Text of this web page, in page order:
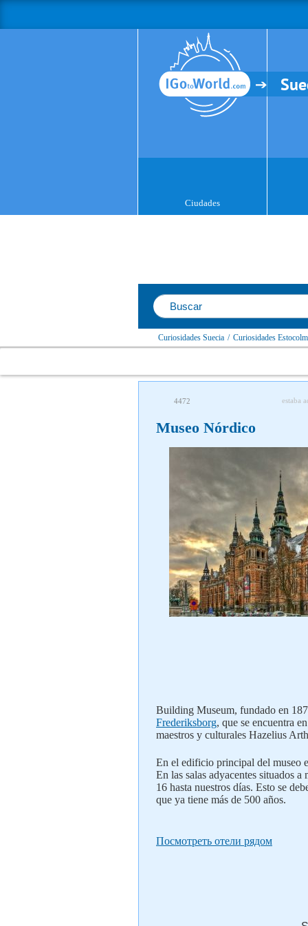
Ciudades
Curiosidades Suecia / Curiosidades
4472 estaba
Museo Nórdico
Building Museum, fundado en
Frederiksborg, que se encuentra en
maestros y culturales Hazelius
En el edificio principal del museo
En las salas adyacentes situados
16 hasta nuestros días. Esto se
que ya tiene más de 500 años.
Посмотреть отели рядом